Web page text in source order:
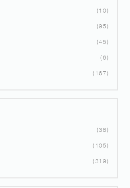
10
95
45
6
167
38
105
319